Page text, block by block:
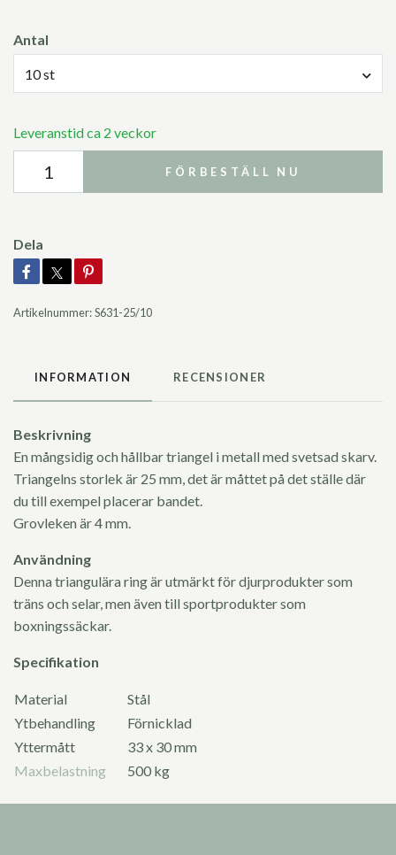
Antal
10 st
Leveranstid ca 2 veckor
FÖRBESTÄLL NU
Dela
Artikelnummer:S631-25/10
INFORMATION RECENSIONER
Beskrivning
En mångsidig och hållbar triangel i metall med svetsad skarv.
Triangelns storlek är 25 mm, det är måttet på det ställe där
du till exempel placerar bandet.
Grovleken är 4 mm.
Användning
Denna triangulära ring är utmärkt för djurprodukter som
träns och selar, men även till sportprodukter som
boxningssäckar.
Specifikation
Material
Stål
Ytbehandling
Förnicklad
Yttermått
33 x 30 mm
Maxbelastning
500 kg